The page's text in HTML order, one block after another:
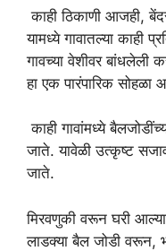
काही ठिकाणी आजही,
यामध्ये गावातल्या काही
गावच्या वेशीवर बांधलेली
हा एक पारंपारिक सोहळा
काही गावांमध्ये
जाते. यावेळी उत्कृष्ट
जाते.
मिरवणुकी वरून घरी
लाडक्या बैल जोडी वरून,